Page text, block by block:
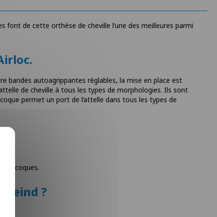
font de cette orthèse de cheville l’une des meilleures parmi
bandes autoagrippantes réglables, la mise en place est
de cheville à tous les types de morphologies. Ils sont
permet un port de l’attelle dans tous les types de
les coques.
?